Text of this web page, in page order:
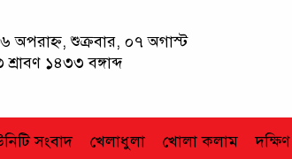
অপরাহ্ন, শুক্রবার, ০৭ অগাস্ট
১৪৩৩ বঙ্গাব্দ
সংবাদ খেলাধুলা খোলা কলাম